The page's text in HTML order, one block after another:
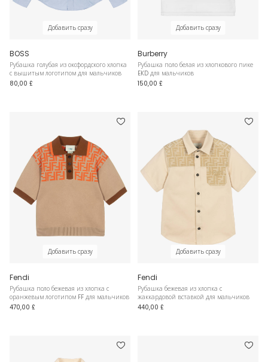
Добавить сразу
BOSS
Рубашка голубая из оксфордского хлопка
с вышитым логотипом для мальчиков
80,00 £
Добавить сразу
Burberry
Рубашка поло белая из хлопкового пике
EKD для мальчиков
150,00 £
Добавить сразу
Fendi
Рубашка поло бежевая из хлопка с
оранжевым логотипом FF для мальчиков
470,00 £
Добавить сразу
Fendi
Рубашка бежевая из хлопка с
жаккардовой вставкой для мальчиков
440,00 £